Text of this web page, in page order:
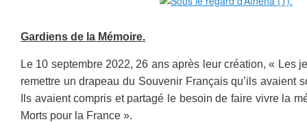
Gardiens de la Mémoire.
Le 10 septembre 2022, 26 ans après leur création, « Les
remettre un drapeau du Souvenir Français qu’ils avaient
Ils avaient compris et partagé le besoin de faire vivre la
Morts pour la France ».